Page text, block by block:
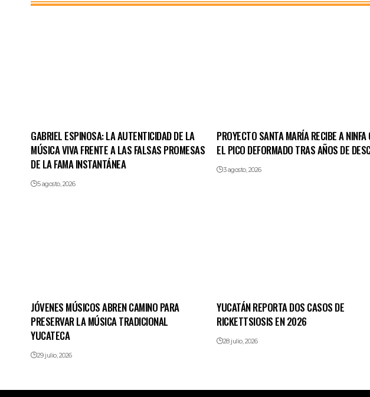
GABRIEL ESPINOSA: LA AUTENTICIDAD DE LA
MÚSICA VIVA FRENTE A LAS FALSAS PROMESAS
DE LA FAMA INSTANTÁNEA
5 agosto, 2026
PROYECTO SANTA MARÍA RECIBE A NINFA
EL PICO DEFORMADO TRAS AÑOS DE
3 agosto, 2026
JÓVENES MÚSICOS ABREN CAMINO PARA
PRESERVAR LA MÚSICA TRADICIONAL
YUCATECA
29 julio, 2026
YUCATÁN REPORTA DOS CASOS DE
RICKETTSIOSIS EN 2026
28 julio, 2026